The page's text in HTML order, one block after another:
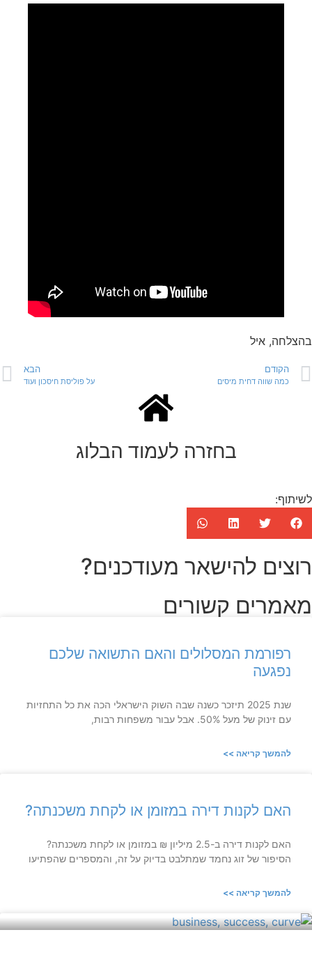
בהצלחה, איל
הקודם
כמה שווה דחית מיסים
הבא
על פוליסת חיסכון ועוד
בחזרה לעמוד הבלוג
לשיתוף:
רוצים להישאר מעודכנים?
מאמרים קשורים
רפורמת המסלולים והאם התשואה שלכם
נפגעה
שנת 2025 תיזכר כשנה שבה השוק הישראלי הכה את כל התחזיות
עם זינוק של מעל 50%. אבל עבור משפחות רבות,
להמשך קריאה >>
האם לקנות דירה במזומן או לקחת משכנתה?
האם לקנות דירה ב-2.5 מיליון ₪ במזומן או לקחת משכנתה?
הסיפור של זוג נחמד שמתלבט בדיוק על זה, והמספרים שהפתיעו
להמשך קריאה >>